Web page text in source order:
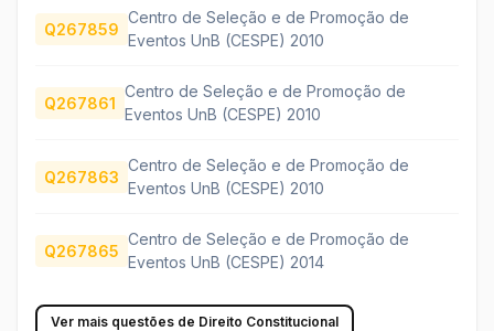
Q267859
Centro de Seleção e de Promoção de
Eventos UnB (CESPE) 2010
Q267861
Centro de Seleção e de Promoção de
Eventos UnB (CESPE) 2010
Q267863
Centro de Seleção e de Promoção de
Eventos UnB (CESPE) 2010
Q267865
Centro de Seleção e de Promoção de
Eventos UnB (CESPE) 2014
Ver mais questões de Direito Constitucional